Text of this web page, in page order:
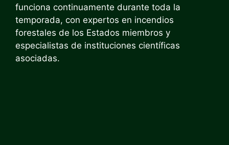
funciona continuamente durante toda la
temporada, con expertos en incendios
forestales de los Estados miembros y
especialistas de instituciones científicas
asociadas.